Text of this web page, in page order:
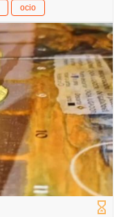
ocio